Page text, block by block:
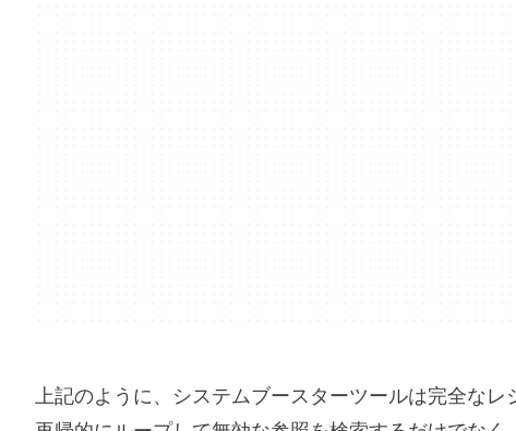
上記のように、システムブースターツールは完全な